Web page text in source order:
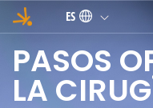
Pasar al contenido principal
ES
PASOS
LA